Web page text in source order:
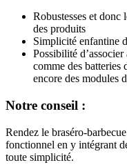
Robustesses et donc
des produits
Simplicité enfantine
Possibilité
comme des batteries
encore des modules
Notre conseil :
Rendez le braséro-
fonctionnel en y intégrant
toute simplicité.